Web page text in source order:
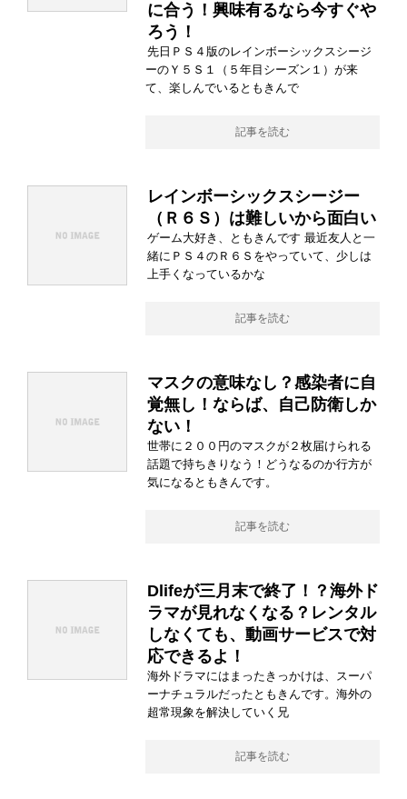
に合う！興味有るなら今すぐや
ろう！
先日ＰＳ４版のレインボーシックスシージ
ーのＹ５Ｓ１（５年目シーズン１）が来
て、楽しんでいるともきんで
記事を読む
レインボーシックスシージー
（Ｒ６Ｓ）は難しいから面白い
ゲーム大好き、ともきんです 最近友人と一
緒にＰＳ４のＲ６Ｓをやっていて、少しは
上手くなっているかな
記事を読む
マスクの意味なし？感染者に自
覚無し！ならば、自己防衛しか
ない！
世帯に２００円のマスクが２枚届けられる
話題で持ちきりなう！どうなるのか行方が
気になるともきんです。
記事を読む
Dlifeが三月末で終了！？海外ド
ラマが見れなくなる？レンタル
しなくても、動画サービスで対
応できるよ！
海外ドラマにはまったきっかけは、スーパ
ーナチュラルだったともきんです。海外の
超常現象を解決していく兄
記事を読む